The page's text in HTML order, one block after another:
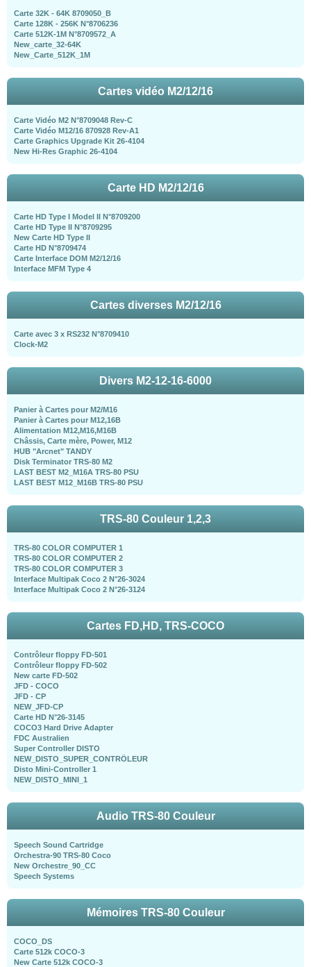
Carte 32K - 64K 8709050_B
Carte 128K - 256K N°8706236
Carte 512K-1M N°8709572_A
New_carte_32-64K
New_Carte_512K_1M
Cartes vidéo M2/12/16
Carte Vidéo M2 N°8709048 Rev-C
Carte Vidéo M12/16 870928 Rev-A1
Carte Graphics Upgrade Kit 26-4104
New Hi-Res Graphic 26-4104
Carte HD M2/12/16
Carte HD Type I Model II N°8709200
Carte HD Type II N°8709295
New Carte HD Type II
Carte HD N°8709474
Carte Interface DOM M2/12/16
Interface MFM Type 4
Cartes diverses M2/12/16
Carte avec 3 x RS232 N°8709410
Clock-M2
Divers M2-12-16-6000
Panier à Cartes pour M2/M16
Panier à Cartes pour M12,16B
Alimentation M12,M16,M16B
Châssis, Carte mère, Power, M12
HUB "Arcnet" TANDY
Disk Terminator TRS-80 M2
LAST BEST M2_M16A TRS-80 PSU
LAST BEST M12_M16B TRS-80 PSU
TRS-80 Couleur 1,2,3
TRS-80 COLOR COMPUTER 1
TRS-80 COLOR COMPUTER 2
TRS-80 COLOR COMPUTER 3
Interface Multipak Coco 2 N°26-3024
Interface Multipak Coco 2 N°26-3124
Cartes FD,HD, TRS-COCO
Contrôleur floppy FD-501
Contrôleur floppy FD-502
New carte FD-502
JFD - COCO
JFD - CP
NEW_JFD-CP
Carte HD N°26-3145
COCO3 Hard Drive Adapter
FDC Australien
Super Controller DISTO
NEW_DISTO_SUPER_CONTRÖLEUR
Disto Mini-Controller 1
NEW_DISTO_MINI_1
Audio TRS-80 Couleur
Speech Sound Cartridge
Orchestra-90 TRS-80 Coco
New Orchestre_90_CC
Speech Systems
Mémoires TRS-80 Couleur
COCO_DS
Carte 512k COCO-3
New Carte 512k COCO-3